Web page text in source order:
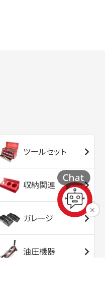
ツールセット
収納関連
ガレージ
油圧機器